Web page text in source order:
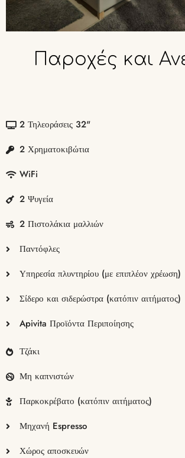
Παροχές και
2 Τηλεοράσεις 32"
2 Χρηματοκιβώτια
WiFi
2 Ψυγεία
2 Πιστολάκια μαλλιών
Παντόφλες
Υπηρεσία πλυντηρίου (με επιπλέον χρέωση)
Σίδερο και σιδερώστρα (κατόπιν αιτήματος)
Apivita Προϊόντα Περιποίησης
Τζάκι
Μη καπνιστών
Παρκοκρέβατο (κατόπιν αιτήματος)
Μηχανή Espresso
Χώρος αποσκευών